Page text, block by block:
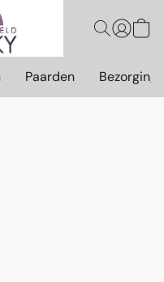
Paarden Bezorging